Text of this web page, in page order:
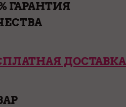
ГАРАНТИЯ
ДОСТАВКА